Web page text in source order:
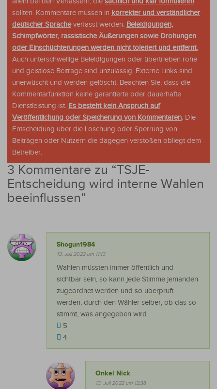
sollten. Kommentare müssen in korrekter und verständlicher
deutscher Spracheverfasst werden. Beleidigungen,
Schimpfwörter, rassistische Äußerungen sowie Drohungen
oder Einschüchterungen werden nicht toleriert und entfernt.
Auch unterschwellige Beleidigungen oder übertrieben rohe
und geistlose Beiträge sind unzulässig. Externe Links sind
unerwüscht und werden gelöscht. Beachten Sie, dass die
Kommentarfunktion keine garantierte oder dauerhafte
Dienstleistung ist. Es besteht kein Anspruch auf
Veröffentlichung oder Speicherung von Kommentaren. Die
Entscheidung über die Löschung oder Sperrung von
Beiträgen oder Nutzern die dagegen verstoßen obliegt dem
Betreiber.
3 Kommentare zu “TSJE-
Entscheidung wird interne Wahlen
beeinflussen”
Shogun1984
13. Juli 2022 um 11:13
Wahlen müssten immer öffentlich und
sichtbar sein, so kann jede Stimme jemanden
zugeordnet werden und so überprüft
werden, durch den Wähler selber, ob das so
stimmt, was angegeben wird.
5
4
Onkel Nick
13. Juli 2022 um 12:38